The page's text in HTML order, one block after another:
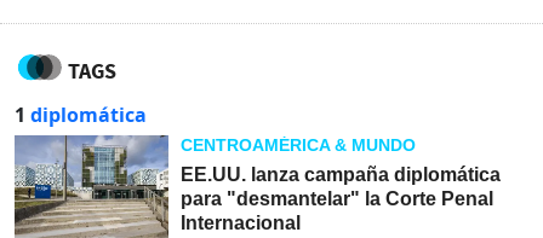
TAGS
1 diplomática
CENTROAMÉRICA & MUNDO
EE.UU. lanza campaña diplomática
para "desmantelar" la Corte Penal
Internacional